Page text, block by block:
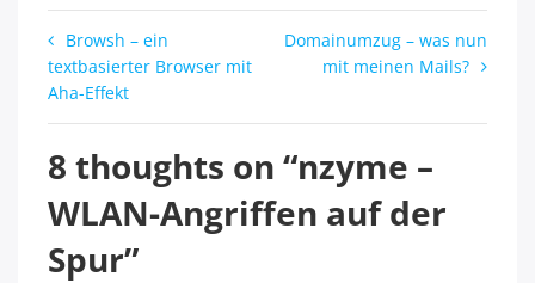
Beitragsnavigation
Browsh – ein
textbasierter Browser mit
Aha-Effekt
Domainumzug – was nun
mit meinen Mails?
8 thoughts on “nzyme –
WLAN-Angriffen auf der
Spur”